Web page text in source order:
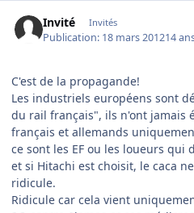
Invité Invités
Publication: 18 mars 201214
C'est de la propagande!
Les industriels européens sont
du rail français", ils n'ont jamais
français et allemands
ce sont les EF ou les loueurs
et si Hitachi est choisit, le caca
ridicule.
Ridicule car cela vient